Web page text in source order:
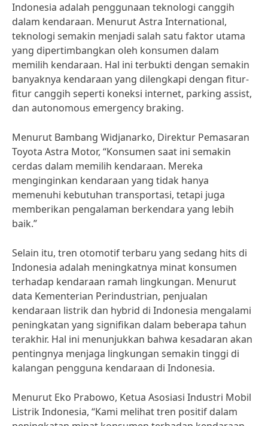
Indonesia adalah penggunaan teknologi canggih
dalam kendaraan. Menurut Astra International,
teknologi semakin menjadi salah satu faktor utama
yang dipertimbangkan oleh konsumen dalam
memilih kendaraan. Hal ini terbukti dengan semakin
banyaknya kendaraan yang dilengkapi dengan fitur-
fitur canggih seperti koneksi internet, parking assist,
dan autonomous emergency braking.
Menurut Bambang Widjanarko, Direktur Pemasaran
Toyota Astra Motor, “Konsumen saat ini semakin
cerdas dalam memilih kendaraan. Mereka
menginginkan kendaraan yang tidak hanya
memenuhi kebutuhan transportasi, tetapi juga
memberikan pengalaman berkendara yang lebih
baik.”
Selain itu, tren otomotif terbaru yang sedang hits di
Indonesia adalah meningkatnya minat konsumen
terhadap kendaraan ramah lingkungan. Menurut
data Kementerian Perindustrian, penjualan
kendaraan listrik dan hybrid di Indonesia mengalami
peningkatan yang signifikan dalam beberapa tahun
terakhir. Hal ini menunjukkan bahwa kesadaran akan
pentingnya menjaga lingkungan semakin tinggi di
kalangan pengguna kendaraan di Indonesia.
Menurut Eko Prabowo, Ketua Asosiasi Industri Mobil
Listrik Indonesia, “Kami melihat tren positif dalam